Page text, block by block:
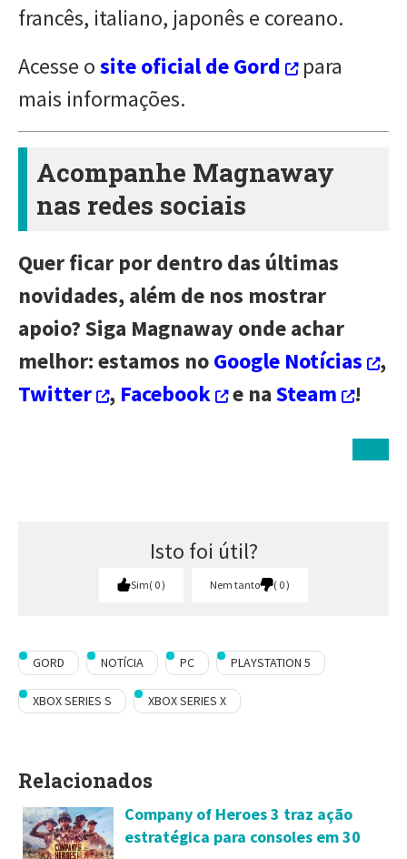
francês, italiano, japonês e coreano.
Acesse osite oficial de Gord
para
mais informações.
Acompanhe Magnaway
nas redes sociais
Quer ficar por dentro das últimas
novidades, além de nos mostrar
apoio? Siga Magnaway onde achar
melhor: estamos noGoogle Notícias
,
Twitter
, Facebook e naSteam !
Isto foi útil?
Sim 0 Nem tanto 0
GORD NOTÍCIA PC PLAYSTATION 5
XBOX SERIES S XBOX SERIES X
Relacionados
Company of Heroes 3 traz ação
estratégica para consoles em 30